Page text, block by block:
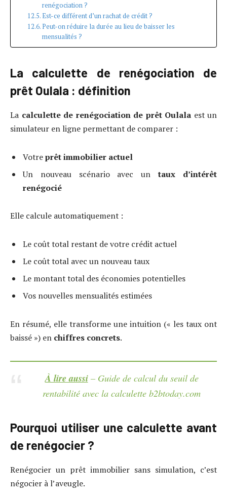
renégociation ?
Est-ce différent d’un rachat de crédit ?
Peut-on réduire la durée au lieu de baisser les
mensualités ?
La calculette de renégociation de
prêt Oulala : définition
La calculette de renégociation de prêt Oulala est un
simulateur en ligne permettant de comparer :
Votreprêt immobilier actuel
Un nouveau scénario avec untaux d’intérêt
renégocié
Elle calcule automatiquement :
Le coût total restant de votre crédit actuel
Le coût total avec un nouveau taux
Le montant total des économies potentielles
Vos nouvelles mensualités estimées
En résumé, elle transforme une intuition (« les taux ont
baissé ») en chiffres concrets.
À lire aussi– Guide de calcul du seuil de
rentabilité avec la calculette b2btoday.com
Pourquoi utiliser une calculette avant
de renégocier ?
Renégocier un prêt immobilier sans simulation, c’est
négocier à l’aveugle.